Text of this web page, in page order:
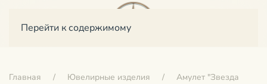
Перейти к содержимому
Главная Ювелирные изделия
Амулет "Звезда